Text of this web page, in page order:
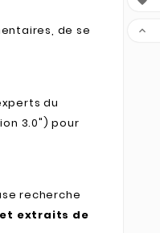
de se
du
3.0") pour
recherche
extraits de
